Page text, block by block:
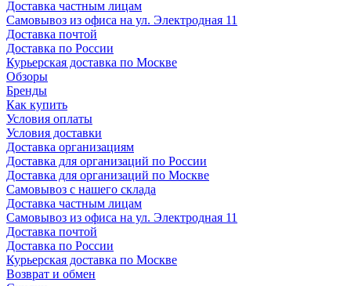
Доставка частным лицам
Самовывоз из офиса на ул. Электродная 11
Доставка почтой
Доставка по России
Курьерская доставка по Москве
Обзоры
Бренды
Как купить
Условия оплаты
Условия доставки
Доставка организациям
Доставка для организаций по России
Доставка для организаций по Москве
Самовывоз с нашего склада
Доставка частным лицам
Самовывоз из офиса на ул. Электродная 11
Доставка почтой
Доставка по России
Курьерская доставка по Москве
Возврат и обмен